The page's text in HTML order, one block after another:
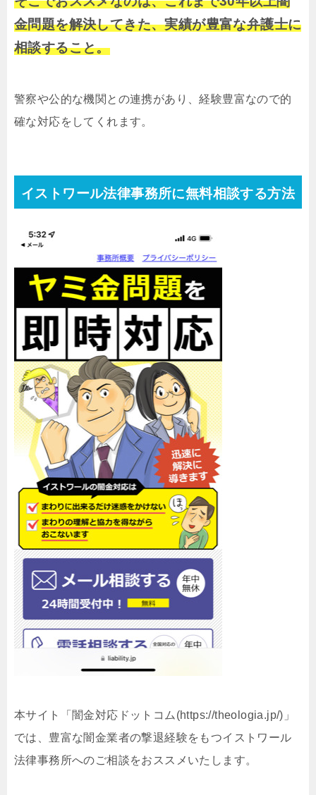
金問題を解決してきた、実績が豊富な弁護士に
相談すること。
警察や公的な機関との連携があり、経験豊富なので的
確な対応をしてくれます。
イストワール法律事務所に無料相談する方法
本サイト「闇金対応ドットコム(https://theologia.jp/)」
では、豊富な闇金業者の撃退経験をもつイストワール
法律事務所へのご相談をおススメいたします。